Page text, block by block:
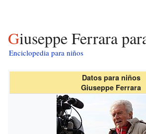
Giuseppe Ferrara
Enciclopedia para niños
Datos para niños
Giuseppe Ferrara